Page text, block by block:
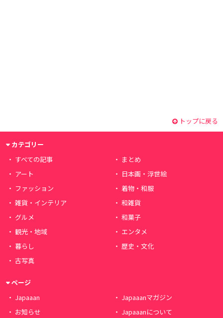
トップに戻る
カテゴリー
すべての記事
まとめ
アート
日本画・浮世絵
ファッション
着物・和服
雑貨・インテリア
和雑貨
グルメ
和菓子
観光・地域
エンタメ
暮らし
歴史・文化
古写真
ページ
Japaaan
Japaaanマガジン
お知らせ
Japaaanについて